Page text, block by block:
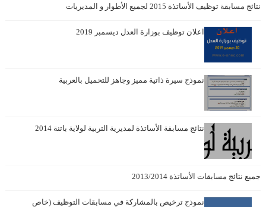
نتائج مسابقة توظيف الأساتذة 2015 لجميع الأطوار و المديريات
اعلان توظيف بوزارة العدل ديسمبر 2019
نموذج سيرة ذاتية مميز وجاهز للتحميل بالعربية
نتائج مسابقة الأساتذة لمديرية التربية لولاية باتنة 2014
جميع نتائج مسابقات الأساتذة 2013/2014
نموذج ترخيص بالمشاركة في مسابقات التوظيف (خاص